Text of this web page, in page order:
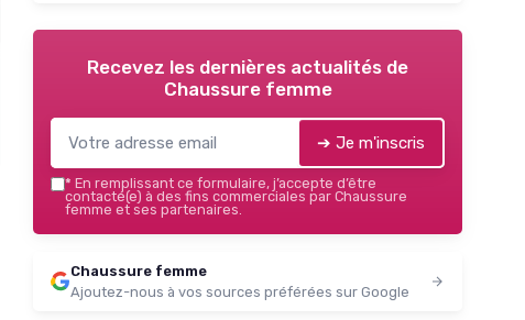
Recevez les dernières actualités de
Chaussure femme
➔ Je m'inscris
* En remplissant ce formulaire, j’accepte d’être
contacté(e) à des fins commerciales par Chaussure
femme et ses partenaires.
Chaussure femme
Ajoutez-nous à vos sources préférées sur Google